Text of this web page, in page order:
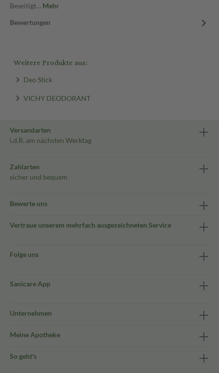
Beseitigt… Mehr
Bewertungen
Weitere Produkte aus:
Deo Stick
VICHY DEODORANT
Versandarten
i.d.R. am nächsten Werktag
Zahlarten
sicher und bequem
Bewerte uns
Vertraue unserem mehrfach ausgezeichneten Service
Folge uns
Sanicare App
Unternehmen
Meine Apotheke
So geht's